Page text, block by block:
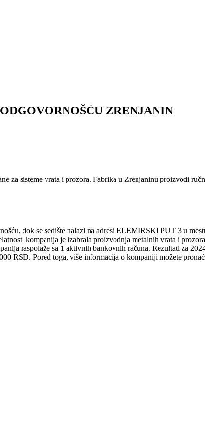
ZRENJANIN
za sisteme vrata i prozora. Fabrika u Zrenjaninu proizvodi
dok se sedište nalazi na adresi ELEMIRSKI PUT 3 u
kompanija je izabrala proizvodnja metalnih vrata i
raspolaže sa 1 aktivnih bankovnih računa. Rezultati za
RSD. Pored toga, više informacija o kompaniji možete